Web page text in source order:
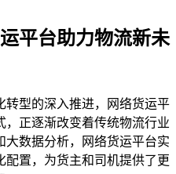
平台助力物流新未
转型的深入推进，‌网络货运平
，‌正逐渐改变着传统物流行业
大数据分析，‌网络货运平台实
置，‌为货主和司机提供了更